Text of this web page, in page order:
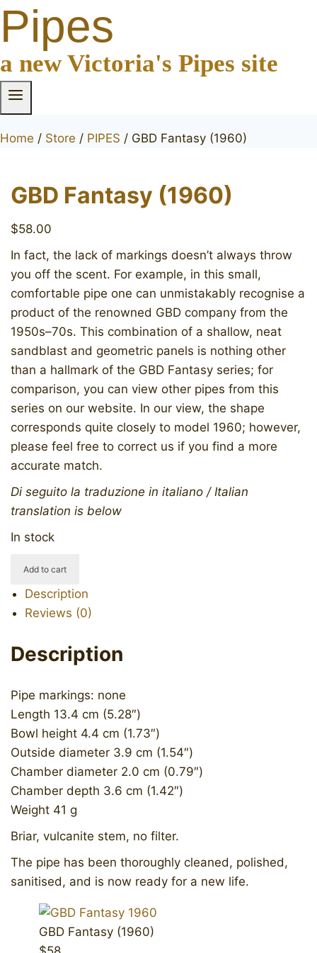
Pipes
a new Victoria's Pipes site
Home / Store / PIPES / GBD Fantasy (1960)
GBD Fantasy (1960)
$58.00
In fact, the lack of markings doesn’t always throw
you off the scent. For example, in this small,
comfortable pipe one can unmistakably recognise a
product of the renowned GBD company from the
1950s–70s. This combination of a shallow, neat
sandblast and geometric panels is nothing other
than a hallmark of the GBD Fantasy series; for
comparison, you can view other pipes from this
series on our website. In our view, the shape
corresponds quite closely to model 1960; however,
please feel free to correct us if you find a more
accurate match.
Di seguito la traduzione in italiano / Italian
translation is below
In stock
GBD
(1960)
quantity
Add to cart
Description
Reviews (0)
Description
Pipe markings: none
Length 13.4 cm (5.28″)
Bowl height 4.4 cm (1.73″)
Outside diameter 3.9 cm (1.54″)
Chamber diameter 2.0 cm (0.79″)
Chamber depth 3.6 cm (1.42″)
Weight 41 g
Briar, vulcanite stem, no filter.
The pipe has been thoroughly cleaned, polished,
sanitised, and is now ready for a new life.
GBD Fantasy (1960)